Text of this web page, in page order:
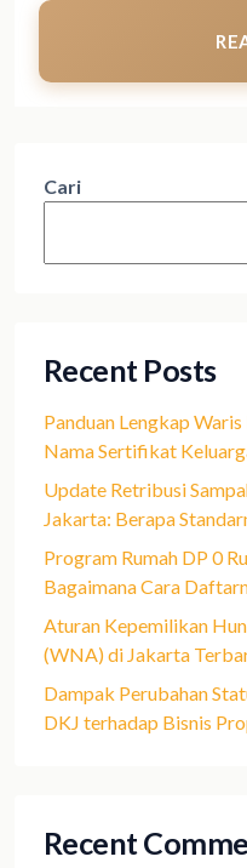
Cari
Recent Posts
Panduan Lengkap
Nama Sertifikat
Update Retribusi
Jakarta: Berapa
Program Rumah DP 0
Bagaimana Cara
Aturan Kepemilikan
(WNA) di Jakarta
Dampak Perubahan
DKJ terhadap Bisnis
Recent